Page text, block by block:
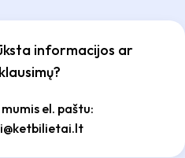
informacijos ar
el. paštu: